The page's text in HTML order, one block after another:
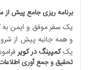
برنامه ریزی جامع پیش
یک سفر موفق و ایمن به
و همه جانبه پیش از
یککمپینگ در کویر
تحقیق و جمع آوری